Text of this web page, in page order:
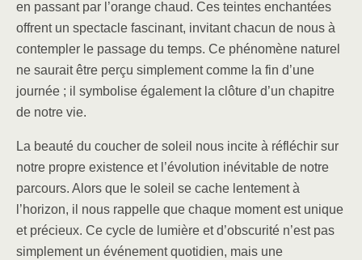
en passant par l’orange chaud. Ces teintes enchantées
offrent un spectacle fascinant, invitant chacun de nous à
contempler le passage du temps. Ce phénomène naturel
ne saurait être perçu simplement comme la fin d’une
journée ; il symbolise également la clôture d’un chapitre
de notre vie.
La beauté du coucher de soleil nous incite à réfléchir sur
notre propre existence et l’évolution inévitable de notre
parcours. Alors que le soleil se cache lentement à
l’horizon, il nous rappelle que chaque moment est unique
et précieux. Ce cycle de lumière et d’obscurité n’est pas
simplement un événement quotidien, mais une